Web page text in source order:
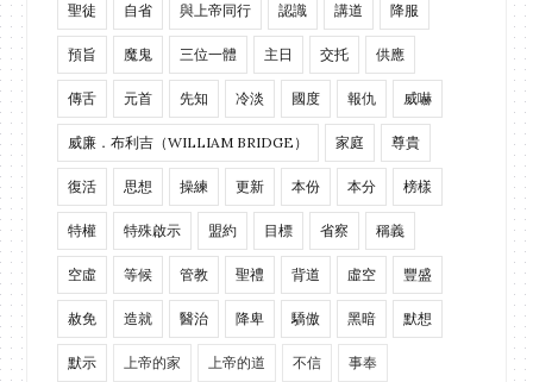
聖徒 自省 與上帝同行 認識 講道 降服
預旨 魔鬼 三位一體 主日 交托 供應
傳舌 元首 先知 冷淡 國度 報仇 威嚇
威廉．布利吉（WILLIAM BRIDGE） 家庭 尊貴
復活 思想 操練 更新 本份 本分 榜樣
特權 特殊啟示 盟約 目標 省察 稱義
空虛 等候 管教 聖禮 背道 虛空 豐盛
赦免 造就 醫治 降卑 驕傲 黑暗 默想
默示 上帝的家 上帝的道 不信 事奉